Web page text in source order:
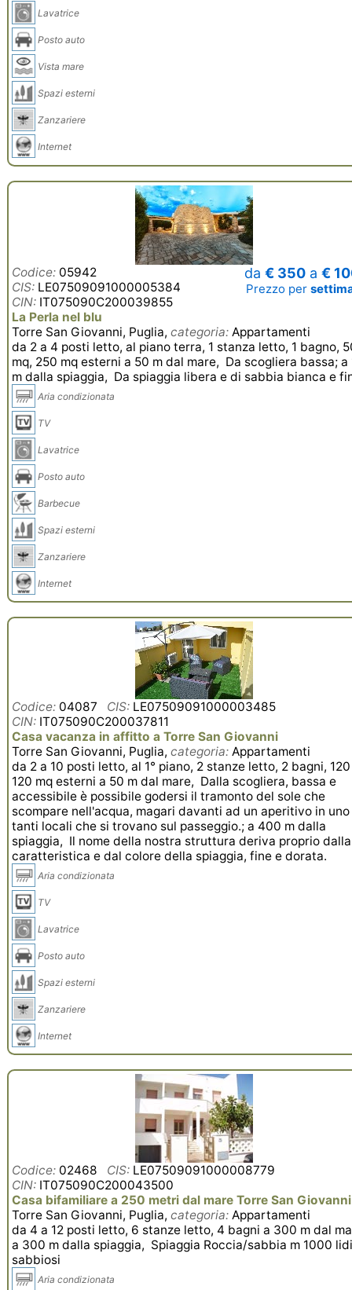
Lavatrice
Posto auto
Vista mare
Spazi esterni
Zanzariere
Internet
da€ 350 a€
Prezzo per
Codice: 05942
CIS: LE07509091000005384
CIN: IT075090C200039855
La Perla nel blu
Torre San Giovanni, Puglia,categoria: Appartamenti
da 2 a 4 posti letto, al piano terra, 1 stanza letto, 1 bagno,
mq, 250 mq esterni a 50 m dal mare, Da scogliera bassa; a
m dalla spiaggia, Da spiaggia libera e di sabbia bianca e
Aria condizionata
TV
Lavatrice
Posto auto
Barbecue
Spazi esterni
Zanzariere
Internet
Codice: 04087 CIS: LE07509091000003485
CIN: IT075090C200037811
Casa vacanza in affitto a Torre San Giovanni
Torre San Giovanni, Puglia,categoria: Appartamenti
da 2 a 10 posti letto, al 1° piano, 2 stanze letto, 2 bagni,
120 mq esterni a 50 m dal mare, Dalla scogliera, bassa e
accessibile è possibile godersi il tramonto del sole che
scompare nell'acqua, magari davanti ad un aperitivo in
tanti locali che si trovano sul passeggio.; a 400 m dalla
spiaggia, Il nome della nostra struttura deriva proprio dalla
caratteristica e dal colore della spiaggia, fine e dorata.
Aria condizionata
TV
Lavatrice
Posto auto
Spazi esterni
Zanzariere
Internet
Codice: 02468 CIS: LE07509091000008779
CIN: IT075090C200043500
Casa bifamiliare a 250 metri dal mare Torre San Giovanni
Torre San Giovanni, Puglia,categoria: Appartamenti
da 4 a 12 posti letto, 6 stanze letto, 4 bagni a 300 m dal
a 300 m dalla spiaggia, Spiaggia Roccia/sabbia m 1000
sabbiosi
Aria condizionata